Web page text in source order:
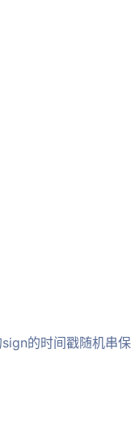
的时间戳随机串保